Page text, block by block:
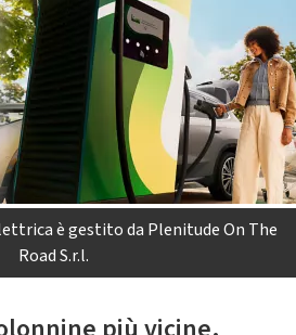
è gestito da Plenitude On The
Road S.r.l.